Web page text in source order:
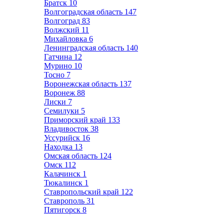
Братск 10
Волгоградская область 147
Волгоград 83
Волжский 11
Михайловка 6
Ленинградская область 140
Гатчина 12
Мурино 10
Тосно 7
Воронежская область 137
Воронеж 88
Лиски 7
Семилуки 5
Приморский край 133
Владивосток 38
Уссурийск 16
Находка 13
Омская область 124
Омск 112
Калачинск 1
Тюкалинск 1
Ставропольский край 122
Ставрополь 31
Пятигорск 8